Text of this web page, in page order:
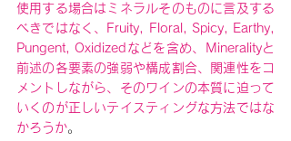
使用する場合はミネラルそのものに言及する
べきではなく、Fruity, Floral, Spicy, Earthy,
Pungent, Oxidizedなどを含め、Mineralityと
前述の各要素の強弱や構成割合、関連性をコ
メントしながら、そのワインの本質に迫って
いくのが正しいテイスティングな方法ではな
かろうか。